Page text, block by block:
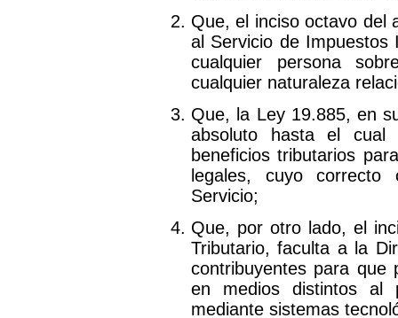
Que, el inciso octavo del
al Servicio de Impuestos
cualquier persona
cualquier naturaleza
Que, la Ley 19.885, en
absoluto hasta el cual
beneficios tributarios
legales, cuyo correcto
Servicio;
Que, por otro lado, el
Tributario, faculta a la
contribuyentes para que
en medios distintos al
mediante sistemas